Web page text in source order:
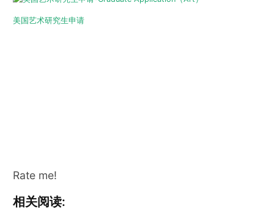
美国艺术研究生申请
Rate me!
相关阅读: